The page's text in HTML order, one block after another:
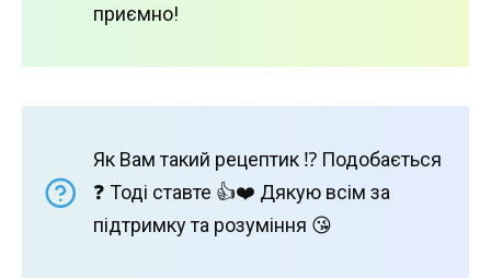
приємно!
Як Вам такий рецептик ⁉️ Подобається
❓ Тоді ставте 👍❤️ Дякую всім за
підтримку та розуміння 😘